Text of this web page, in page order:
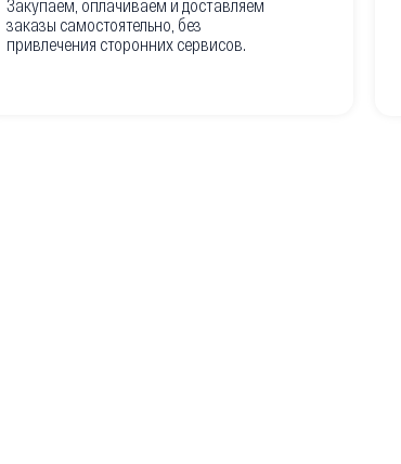
Закупаем, оплачиваем и доставляем
заказы самостоятельно, без
привлечения сторонних сервисов.